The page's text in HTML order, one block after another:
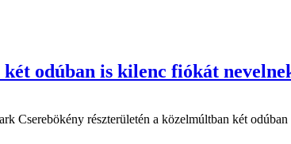
két odúban is kilenc fiókát
Cserebökény részterületén a közelmúltban két